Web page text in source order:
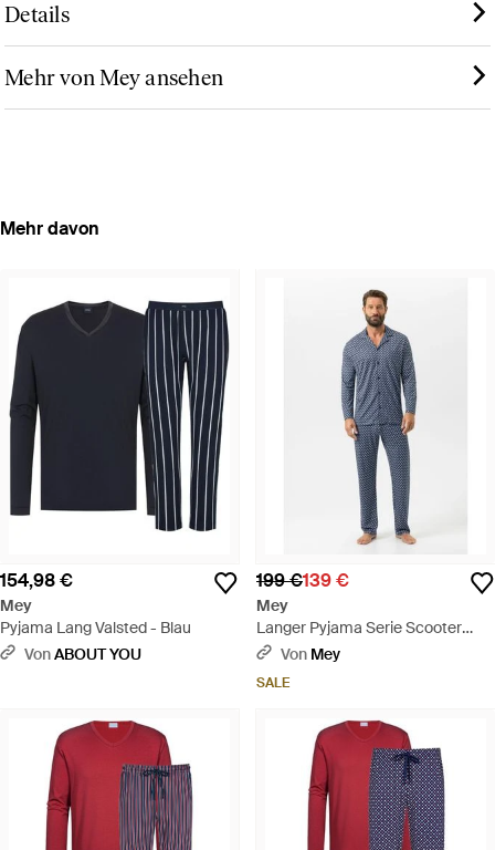
Details
Mehr von Mey ansehen
Mehr davon
154,98 €
Mey
Pyjama Lang Valsted - Blau
VonABOUT YOU
199 €139 €
Mey
Langer Pyjama Serie Scooter
Venture Marine - Blau
Von Mey
SALE